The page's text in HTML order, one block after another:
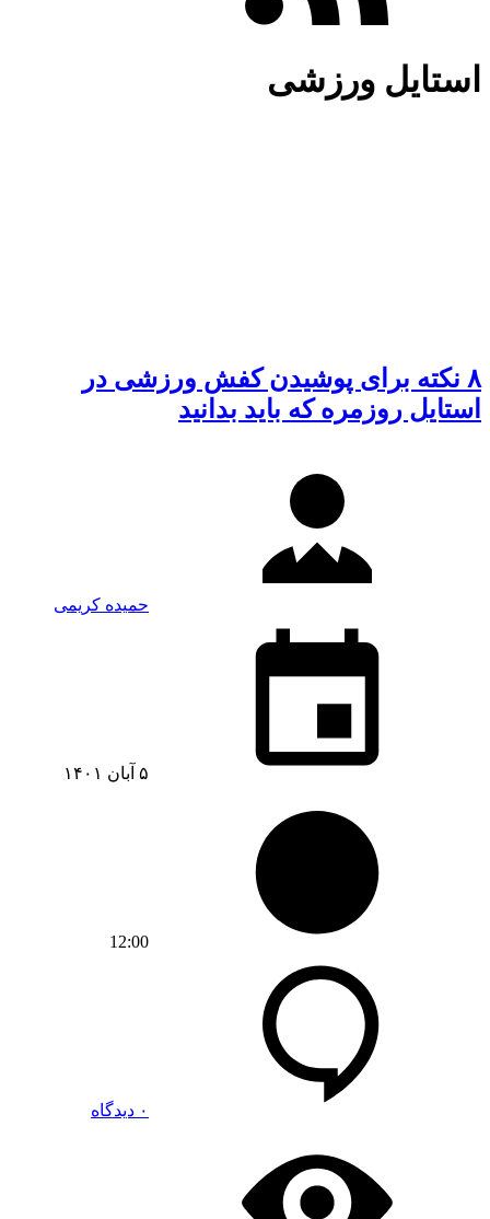
استایل ورزشی
۸ نکته برای پوشیدن کفش ورزشی در
استایل روزمره که باید بدانید
حمیده کریمی
۵ آبان ۱۴۰۱
12:00
۰ دیدگاه